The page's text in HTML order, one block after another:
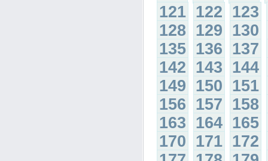
121 122 123
128 129 130
135 136 137
142 143 144
149 150 151
156 157 158
163 164 165
170 171 172